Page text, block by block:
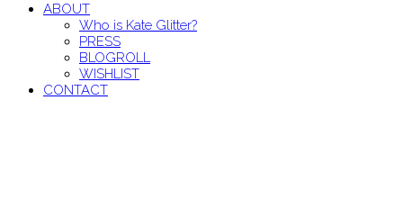
ABOUT
Who is Kate Glitter?
PRESS
BLOGROLL
WISHLIST
CONTACT